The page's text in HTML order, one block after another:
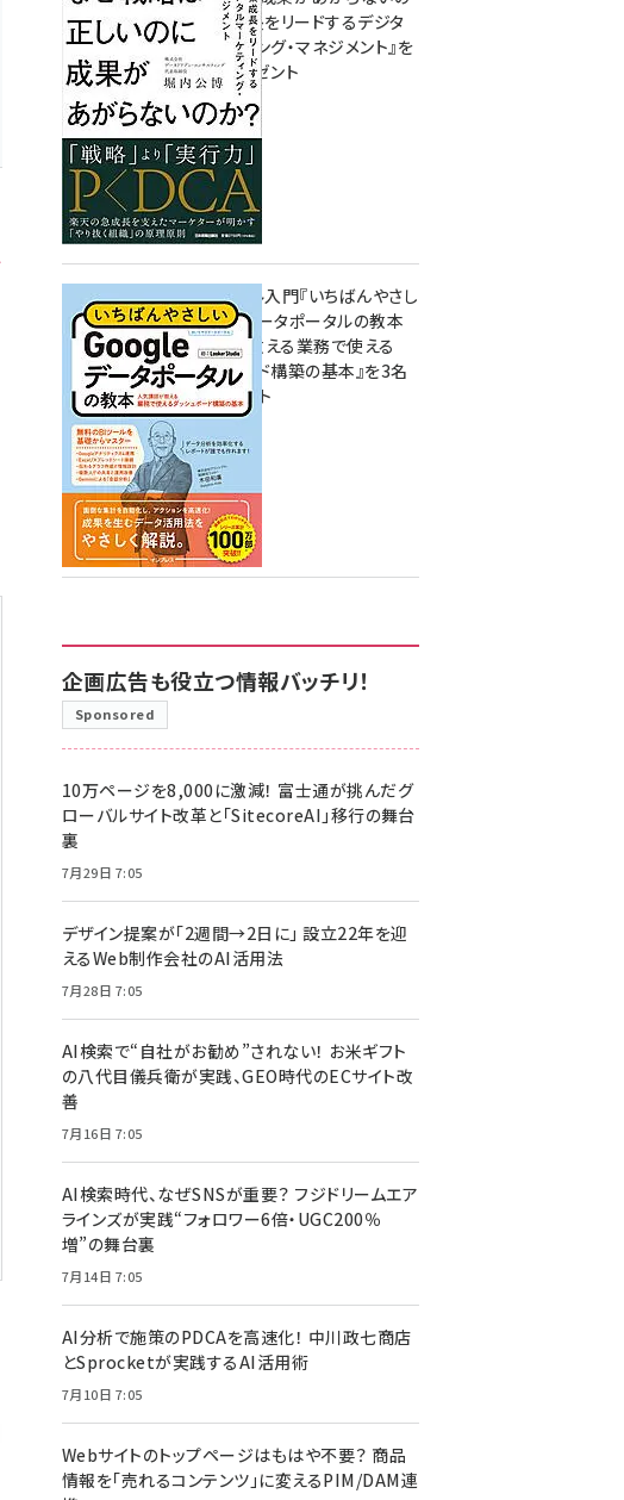
か？ 事業成長をリードするデジタ
ルマーケティング・マネジメント』を
3名様にプレゼント
8月7日 10:00
無料BIツール入門『いちばんやさし
いGoogleデータポータルの教本
人気講師が教える業務で使える
ダッシュボード構築の基本』を3名
様にプレゼント
7月31日 10:00
企画広告も役立つ情報バッチリ！
Sponsored
10万ページを8,000に激減！ 富士通が挑んだグ
ローバルサイト改革と「SitecoreAI」移行の舞台
裏
7月29日 7:05
デザイン提案が「2週間→2日に」 設立22年を迎
えるWeb制作会社のAI活用法
7月28日 7:05
AI検索で“自社がお勧め”されない！ お米ギフト
の八代目儀兵衛が実践、GEO時代のECサイト改
善
7月16日 7:05
AI検索時代、なぜSNSが重要？ フジドリームエア
ラインズが実践“フォロワー6倍・UGC200％
増”の舞台裏
7月14日 7:05
AI分析で施策のPDCAを高速化！ 中川政七商店
とSprocketが実践するAI活用術
7月10日 7:05
Webサイトのトップページはもはや不要？ 商品
情報を「売れるコンテンツ」に変えるPIM/DAM連